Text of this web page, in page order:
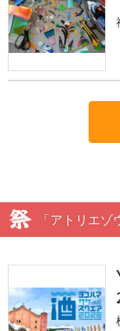
「アトリエ